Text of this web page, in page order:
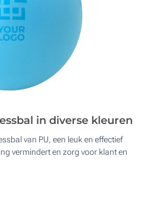
in diverse kleuren
van PU, een leuk en effectief
vermindert en zorg voor klant en